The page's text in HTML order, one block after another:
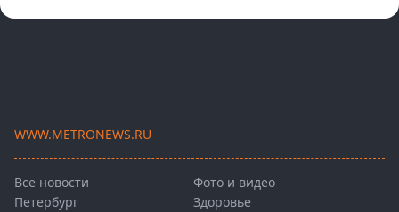
WWW.METRONEWS.RU
Все новости
Петербург
Фото и видео
Здоровье